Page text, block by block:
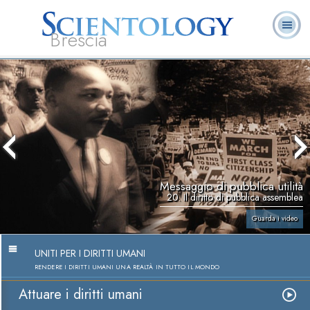
Brescia
L. Ron Hubbard:
Fondatore
Che cos’è
Scientology?
Ministri
Volontari
Domande
ricorrenti
Libri
Messaggio di pubblica utilità
20. Il diritto di pubblica assemblea
Guarda i video
UNITI PER I DIRITTI UMANI
RENDERE I DIRITTI UMANI UNA REALTÀ IN TUTTO IL MONDO
Attuare i diritti umani